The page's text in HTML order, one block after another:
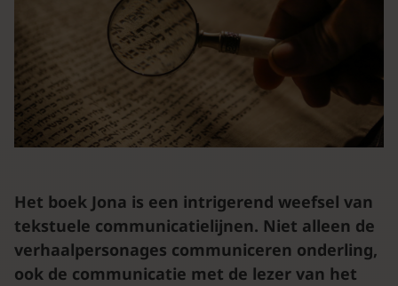
Het boek Jona is een intrigerend weefsel van
tekstuele communicatielijnen. Niet alleen de
verhaalpersonages communiceren onderling,
ook de communicatie met de lezer van het